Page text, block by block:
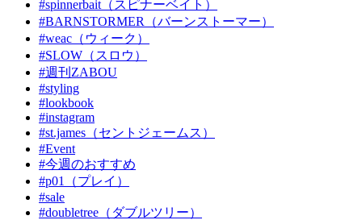
#spinnerbait（スピナーベイト）
#BARNSTORMER（バーンストーマー）
#weac（ウィーク）
#SLOW（スロウ）
#週刊ZABOU
#styling
#lookbook
#instagram
#st.james（セントジェームス）
#Event
#今週のおすすめ
#p01（プレイ）
#sale
#doubletree（ダブルツリー）